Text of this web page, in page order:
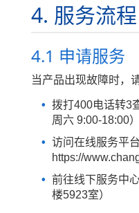
4. 服务流程
4.1 申请服务
当产品出现故障时，
拨打400电话转3
周六 9:00-18:00）
访问在线服务平台
https://
前往线下服务中
楼5923室）